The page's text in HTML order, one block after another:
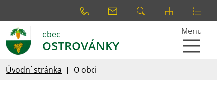
obec
OSTROVÁNKY
Menu
Úvodní stránka O obci